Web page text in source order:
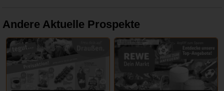
Andere Aktuelle Prospekte